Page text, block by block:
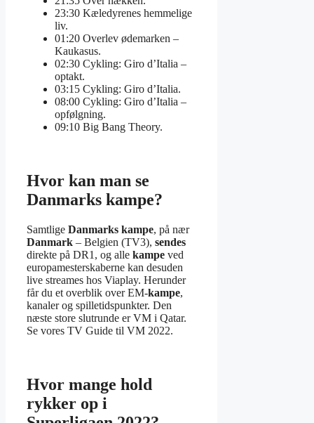
23:30 Kæledyrenes hemmelige
liv.
01:20 Overlev ødemarken –
Kaukasus.
02:30 Cykling: Giro d’Italia –
optakt.
03:15 Cykling: Giro d’Italia.
08:00 Cykling: Giro d’Italia –
opfølgning.
09:10 Big Bang Theory.
Hvor kan man se
Danmarks kampe?
Samtlige Danmarks kampe, på nær
Danmark – Belgien (TV3), sendes
direkte på DR1, og alle kampe ved
europamesterskaberne kan desuden
live streames hos Viaplay. Herunder
får du et overblik over EM-kampe,
kanaler og spilletidspunkter. Den
næste store slutrunde er VM i Qatar.
Se vores TV Guide til VM 2022.
Hvor mange hold
rykker op i